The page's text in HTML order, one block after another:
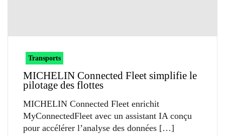
Transports
MICHELIN Connected Fleet simplifie le
pilotage des flottes
MICHELIN Connected Fleet enrichit
MyConnectedFleet avec un assistant IA conçu
pour accélérer l’analyse des données